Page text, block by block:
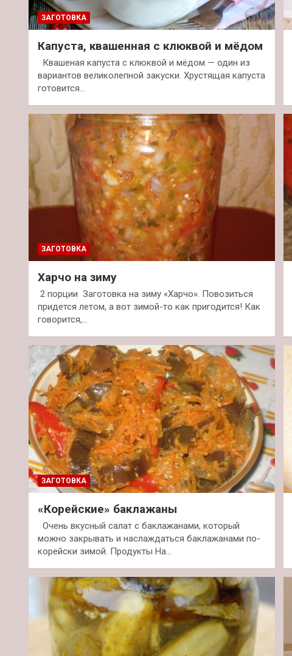
ЗАГОТОВКА
Капуста, квашенная с клюквой и мёдом
Квашеная капуста с клюквой и мёдом — один из
вариантов великолепной закуски. Хрустящая капуста
готовится…
ЗАГОТОВКА
Харчо на зиму
2 порции Заготовка на зиму «Харчо». Повозиться
придется летом, а вот зимой-то как пригодится! Как
говорится,…
ЗАГОТОВКА
«Корейские» баклажаны
Очень вкусный салат с баклажанами, который
можно закрывать и наслаждаться баклажанами по-
корейски зимой. Продукты На…